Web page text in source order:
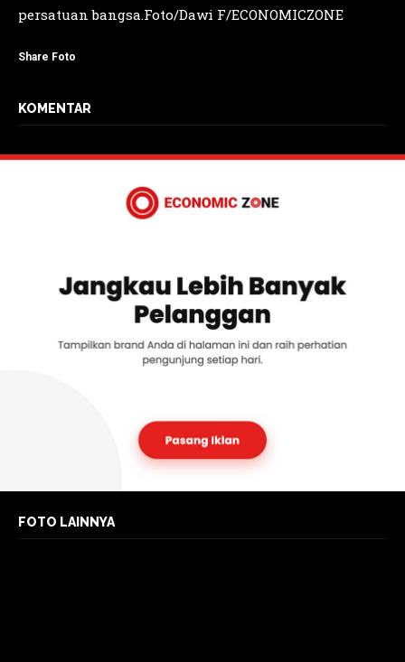
persatuan bangsa.Foto/Dawi F/ECONOMICZONE
Share Foto
KOMENTAR
FOTO LAINNYA